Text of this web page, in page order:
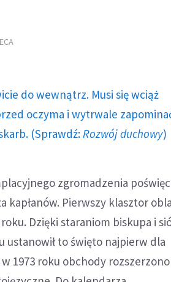
do wewnątrz. Musi się wciąż
oczyma i wytrwale
(Sprawdź: Rozwój duchowy)
zgromadzenia
kapłanów. Pierwszy klasztor
Dzięki staraniom biskupa i
ustanowił to święto najpierw dla
1973 roku obchody